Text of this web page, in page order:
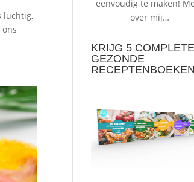
luchtig,
eenvoudig te maken!
over mij…
KRIJG 5 COMPLETE
GEZONDE
RECEPTENBOEKEN